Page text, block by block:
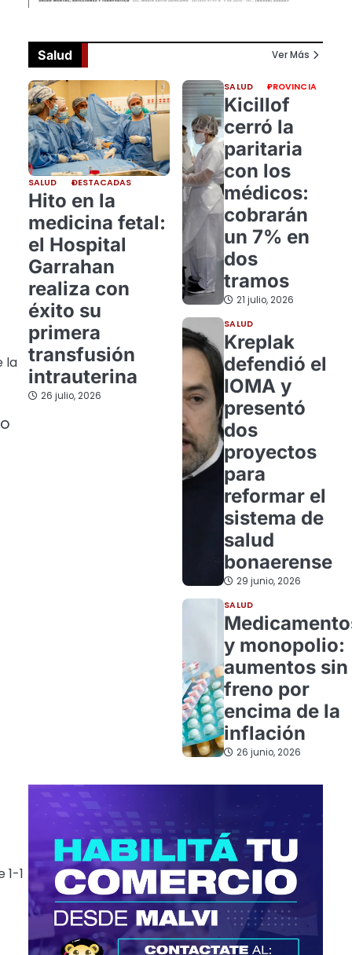
la
1
Salud Ver Más
SALUD DESTACADAS
Hito en la
medicina fetal:
el Hospital
Garrahan
realiza con
éxito su
primera
transfusión
intrauterina
26 julio, 2026
SALUD PROVINCIA
Kicillof
cerró la
paritaria
con los
médicos:
cobrarán
un 7% en
dos
tramos
21 julio, 2026
SALUD
Kreplak
defendió el
IOMA y
presentó
dos
proyectos
para
reformar el
sistema de
salud
bonaerense
29 junio, 2026
SALUD
y monopolio:
aumentos sin
freno por
encima de la
inflación
26 junio, 2026